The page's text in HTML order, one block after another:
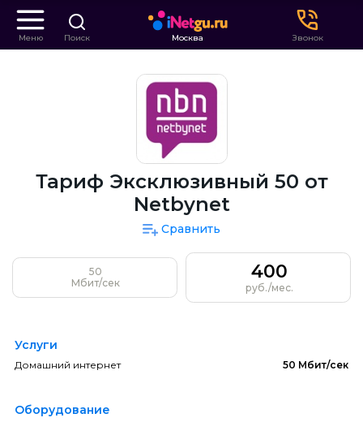
Меню Поиск Москва Звонок
Тариф Эксклюзивный 50 от
Netbynet
Сравнить
50
Мбит/сек
400
руб./мес.
Услуги
Домашний интернет 50 Мбит/сек
Оборудование